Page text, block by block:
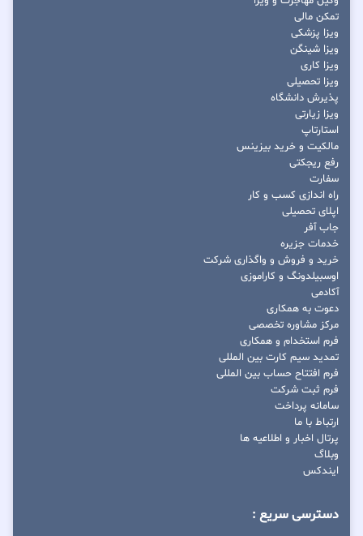
تمکن مالی
ویزا پزشکی
ویزا شینگن
ویزا کاری
ویزا تحصیلی
پذیرش دانشگاه
ویزا زیارتی
استارتاپ
مالکیت و خرید بیزینس
رفع ریجکتی
سفارت
راه اندازی کسب و کار
اپلای تحصیلی
جاب آفر
خدمات جزیره
خرید و فروش و واگذاری شرکت
اوسبیلدونگ و کاراموزی
آکادمی
دعوت به همکاری
مرکز مشاوره تخصصی
فرم استخدام و همکاری
تمدید سیم کارت بین المللی
فرم افتتاح حساب بین المللی
فرم ثبت شرکت
سامانه پرداخت
ارتباط با ما
پرتال اخبار و اطلاعیه ها
وبلاگ
ایندکس
دسترسی سریع :